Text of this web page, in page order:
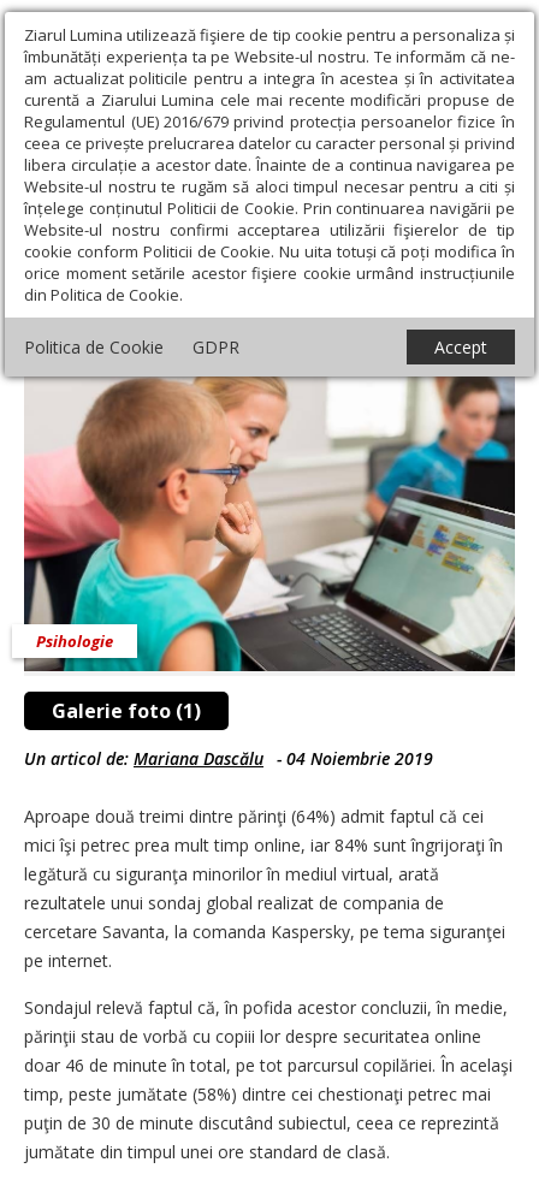
Ziarul Lumina utilizează fişiere de tip cookie pentru a personaliza și
îmbunătăți experiența ta pe Website-ul nostru. Te informăm că ne-
am actualizat politicile pentru a integra în acestea și în activitatea
curentă a Ziarului Lumina cele mai recente modificări propuse de
Regulamentul (UE) 2016/679 privind protecția persoanelor fizice în
ceea ce privește prelucrarea datelor cu caracter personal și privind
libera circulație a acestor date. Înainte de a continua navigarea pe
Website-ul nostru te rugăm să aloci timpul necesar pentru a citi și
înțelege conținutul Politicii de Cookie. Prin continuarea navigării pe
Website-ul nostru confirmi acceptarea utilizării fişierelor de tip
cookie conform Politicii de Cookie. Nu uita totuși că poți modifica în
orice moment setările acestor fişiere cookie urmând instrucțiunile
din Politica de Cookie.
Politica de Cookie GDPR Accept
Ziarul Lumina › Societate › Psihologie › Opt din zece părinţi,
îngrijoraţi de siguranţa copiilor în mediul online
Opt din zece părinţi, îngrijoraţi de
siguranţa copiilor în mediul online
Galerie foto (1)
Psihologie
Un articol de: Mariana Dascălu - 04 Noiembrie 2019
Aproape două treimi dintre părinţi (64%) admit faptul că cei
mici îşi petrec prea mult timp online, iar 84% sunt îngrijoraţi în
legătură cu siguranţa minorilor în mediul virtual, arată
rezultatele unui sondaj global realizat de compania de
cercetare Savanta, la comanda Kaspersky, pe tema siguranţei
pe internet.
Sondajul relevă faptul că, în pofida acestor concluzii, în medie,
părinţii stau de vorbă cu copiii lor despre securitatea online
doar 46 de minute în total, pe tot parcursul copilăriei. În acelaşi
timp, peste jumătate (58%) dintre cei chestionaţi petrec mai
puţin de 30 de minute discutând subiectul, ceea ce reprezintă
jumătate din timpul unei ore standard de clasă.